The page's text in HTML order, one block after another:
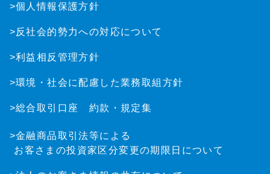
>個人情報保護方針
>反社会的勢力への対応について
>利益相反管理方針
>環境・社会に配慮した業務取組方針
>総合取引口座 約款・規定集
>金融商品取引法等による
お客さまの投資家区分変更の期限日について